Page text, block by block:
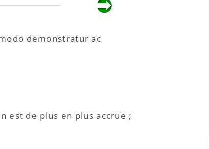
demonstratur ac
est de plus en plus accrue ;